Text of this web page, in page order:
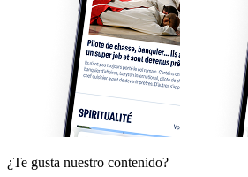
¿Te gusta nuestro contenido?